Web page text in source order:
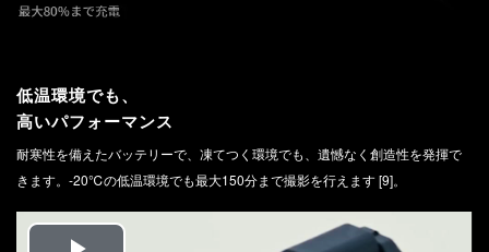
低温環境でも、
高いパフォーマンス
耐寒性を備えたバッテリーで、凍てつく環境でも、遺憾なく創造性を発揮で
きます。-20℃の低温環境でも最大150分まで撮影を行えます [9]。